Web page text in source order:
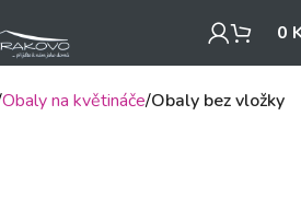
0
Obaly na květináče Obaly bez vložky